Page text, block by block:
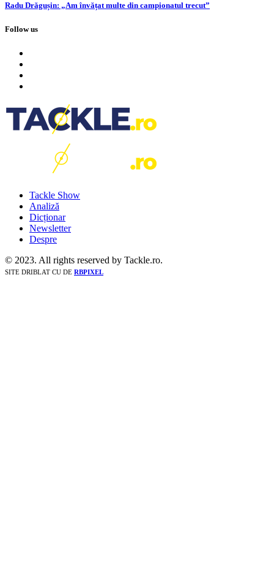
Radu Drăgușin: „Am învățat multe din campionatul trecut”
Follow us
Tackle Show
Analiză
Dicționar
Newsletter
Despre
© 2023. All rights reserved by Tackle.ro.
SITE DRIBLAT CU DE RBPIXEL